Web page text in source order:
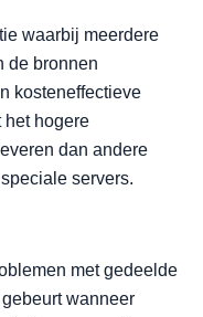
waarbij meerdere
de bronnen
kosteneffectieve
het hogere
dan andere
servers.
met gedeelde
wanneer